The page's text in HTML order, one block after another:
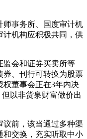
事务所、国度审计机
计机构应积极共同，供
会和证券买卖所等
券、刊行可转换为股票
权董事会正在3年内决
以非货泉财富做价出
前，该当通过多种渠
和交换，充实听取中小